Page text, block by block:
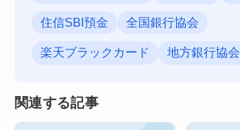
住信SBI預金 全国銀行協会
楽天ブラックカード 地方銀行協会
関連する記事